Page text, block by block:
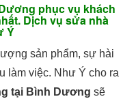
phục vụ khách
Dịch vụ sửa nhà
Ý
sản phẩm, sự hài
làm việc. Như Ý cho ra
tại Bình Dương sẽ